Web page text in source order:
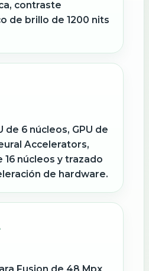
contraste
de brillo de 1200 nits
de 6 núcleos, GPU de
Accelerators,
16 núcleos y trazado
de hardware.